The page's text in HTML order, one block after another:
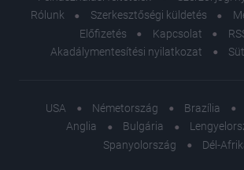
Rólunk
Szerkesztőségi küldetés
Előfizetés
Kapcsolat
Akadálymentesítési nyilatkozat
USA Németország Brazília
Anglia
Bulgária
Spanyolország
Dél-